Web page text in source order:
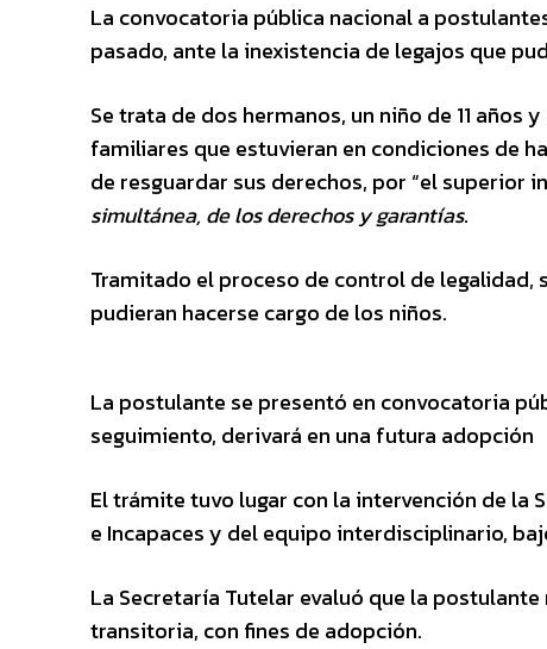
La convocatoria pública nacional a
pasado, ante la inexistencia de legajos que
Se trata de dos hermanos, un niño de 11
familiares que estuvieran en condiciones de
de resguardar sus derechos, por “el superior
simultánea, de los derechos y garantías.
Tramitado el proceso de control de
pudieran hacerse cargo de los niños.
La postulante se presentó en convocatoria
seguimiento, derivará en una futura adopción
El trámite tuvo lugar con la intervención de la
e Incapaces y del equipo interdisciplinario,
La Secretaría Tutelar evaluó que la
transitoria, con fines de adopción.